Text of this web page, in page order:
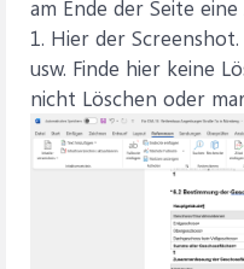
am Ende der Seite
1. Hier der
usw. Finde hier keine
nicht Löschen oder